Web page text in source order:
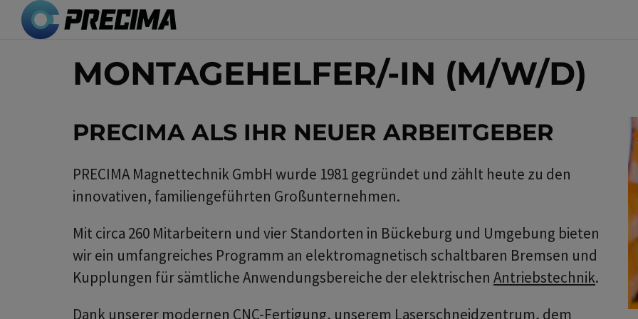
Direkt
zum
MONTAGEHELFER/-IN (M/W/D)
PRECIMA ALS IHR NEUER ARBEITGEBER
PRECIMA Magnettechnik GmbH wurde 1981 gegründet und zählt heute zu den
innovativen, familiengeführten Großunternehmen.
Mit circa 260 Mitarbeitern und vier Standorten in Bückeburg und Umgebung bieten
wir ein umfangreiches Programm an elektromagnetisch schaltbaren Bremsen und
Kupplungen für sämtliche Anwendungsbereiche der elektrischenAntriebstechnik.
Dank unserer modernen CNC-Fertigung, unserem Laserschneidzentrum, dem